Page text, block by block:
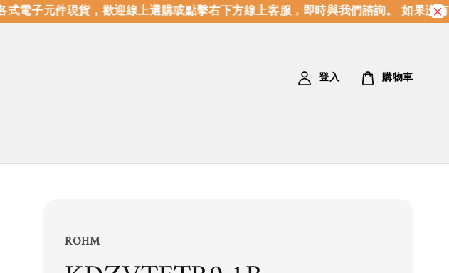
電子元件現貨，歡迎線上選購或點擊右下方線上客服，即時與我們諮詢。 如果沒有
登入 購物車
ROHM